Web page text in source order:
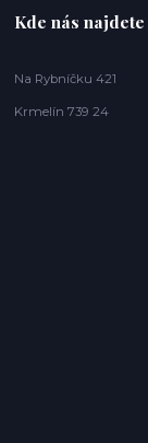
Kde nás najdete
Na Rybníčku 421
Krmelín 739 24